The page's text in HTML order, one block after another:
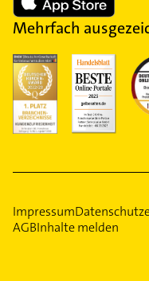
Mehrfach
Impressum
AGBInhalte melden